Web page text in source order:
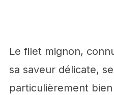
Le filet mignon,
sa saveur délicate,
particulièrement